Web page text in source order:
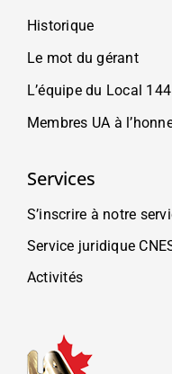
Historique
Le mot du gérant
L’équipe du Local 144
Membres UA à
Services
S’inscrire à notre
Service juridique
Activités